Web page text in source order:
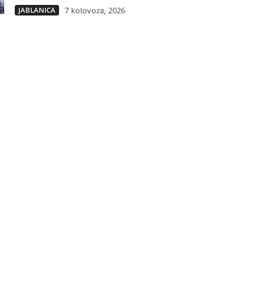
JABLANICA 7 kolovoza, 2026